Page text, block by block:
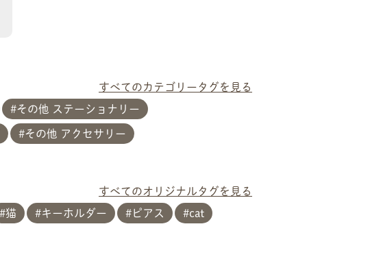
その他 ステーショナリー
その他 アクセサリー
すべてのカテゴリータグを見る
猫 キーホルダー ピアス cat
すべてのオリジナルタグを見る